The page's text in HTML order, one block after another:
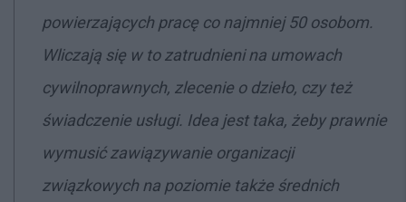
powierzających pracę co najmniej 50 osobom.
Wliczają się w to zatrudnieni na umowach
cywilnoprawnych, zlecenie o dzieło, czy też
świadczenie usługi. Idea jest taka, żeby prawnie
wymusić zawiązywanie organizacji
związkowych na poziomie także średnich